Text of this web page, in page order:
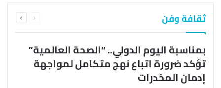
ثقافة وفن الصفحةالصفحة
بمناسبة اليوم الدولي.. “الصحة العالمية”
تؤكد ضرورة اتباع نهج متكامل لمواجهة
إدمان المخدرات